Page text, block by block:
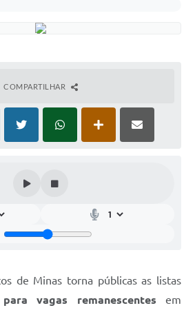
COMPARTILHAR
de Minas torna públicas as listas
vagas remanescentes em